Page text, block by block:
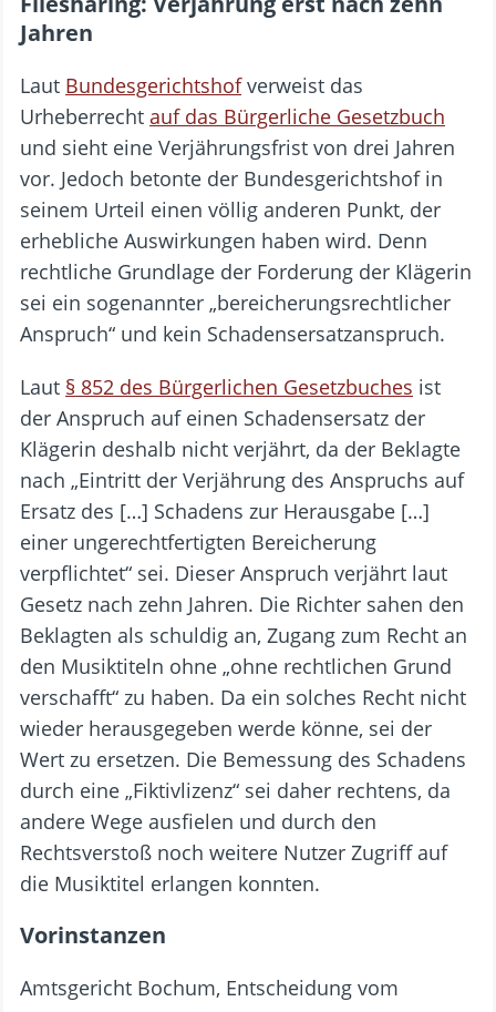
Jahren
Laut Bundesgerichtshofverweist das
Urheberrecht auf das Bürgerliche Gesetzbuch
und sieht eine Verjährungsfrist von drei Jahren
vor. Jedoch betonte der Bundesgerichtshof in
seinem Urteil einen völlig anderen Punkt, der
erhebliche Auswirkungen haben wird. Denn
rechtliche Grundlage der Forderung der Klägerin
sei ein sogenannter „bereicherungsrechtlicher
Anspruch“ und kein Schadensersatzanspruch.
Laut § 852 des Bürgerlichen Gesetzbuches ist
der Anspruch auf einen Schadensersatz der
Klägerin deshalb nicht verjährt, da der Beklagte
nach „Eintritt der Verjährung des Anspruchs auf
Ersatz des […] Schadens zur Herausgabe […]
einer ungerechtfertigten Bereicherung
verpflichtet“ sei. Dieser Anspruch verjährt laut
Gesetz nach zehn Jahren. Die Richter sahen den
Beklagten als schuldig an, Zugang zum Recht an
den Musiktiteln ohne „ohne rechtlichen Grund
verschafft“ zu haben. Da ein solches Recht nicht
wieder herausgegeben werde könne, sei der
Wert zu ersetzen. Die Bemessung des Schadens
durch eine „Fiktivlizenz“ sei daher rechtens, da
andere Wege ausfielen und durch den
Rechtsverstoß noch weitere Nutzer Zugriff auf
die Musiktitel erlangen konnten.
Vorinstanzen
Amtsgericht Bochum, Entscheidung vom